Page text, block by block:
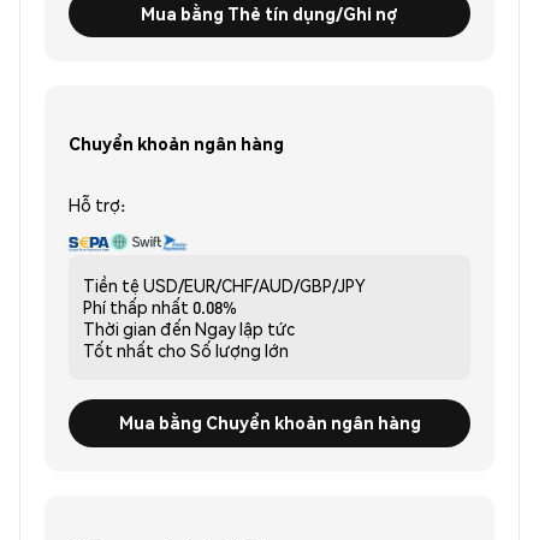
Mua bằng Thẻ tín dụng/Ghi nợ
Chuyển khoản ngân hàng
Hỗ trợ:
Tiền tệ USD/EUR/CHF/AUD/GBP/JPY
Phí thấp nhất 0.08%
Thời gian đến Ngay lập tức
Tốt nhất cho Số lượng lớn
Mua bằng Chuyển khoản ngân hàng